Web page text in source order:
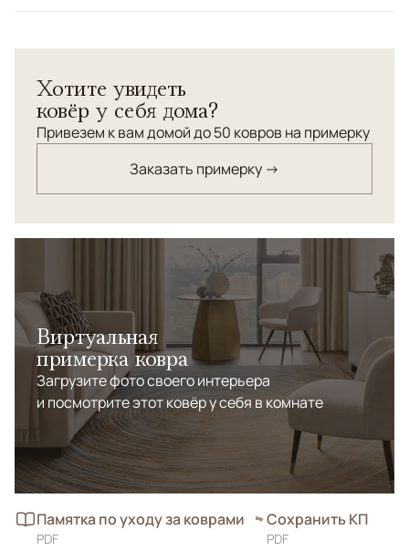
Хотите увидеть
ковёр у себя дома?
Привезем к вам домой до 50 ковров на примерку
Заказать примерку →
Виртуальная
примерка ковра
Загрузите фото своего интерьера
и посмотрите этот ковёр у себя в комнате
Памятка по уходу за коврами
PDF
Сохранить КП
PDF